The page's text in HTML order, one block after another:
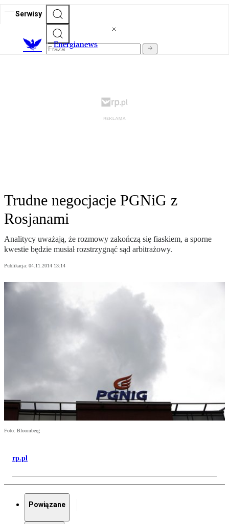
Serwisy
Energianews
Trudne negocjacje PGNiG z
Rosjanami
Analitycy uważają, że rozmowy zakończą się fiaskiem, a sporne
kwestie będzie musiał rozstrzygnąć sąd arbitrażowy.
Publikacja: 04.11.2014 13:14
Foto: Bloomberg
rp.pl
Powiązane